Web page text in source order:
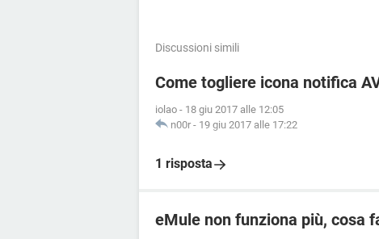
Discussioni simili
Come togliere icona notifica
iolao - 18 giu 2017 alle 12:05
n00r - 19 giu 2017 alle 17:22
1 risposta
eMule non funziona più, cosa